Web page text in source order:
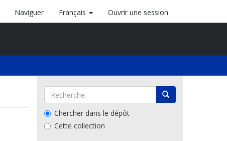
Naviguer Français Ouvrir une session
Chercher dans le dépôt
Cette collection